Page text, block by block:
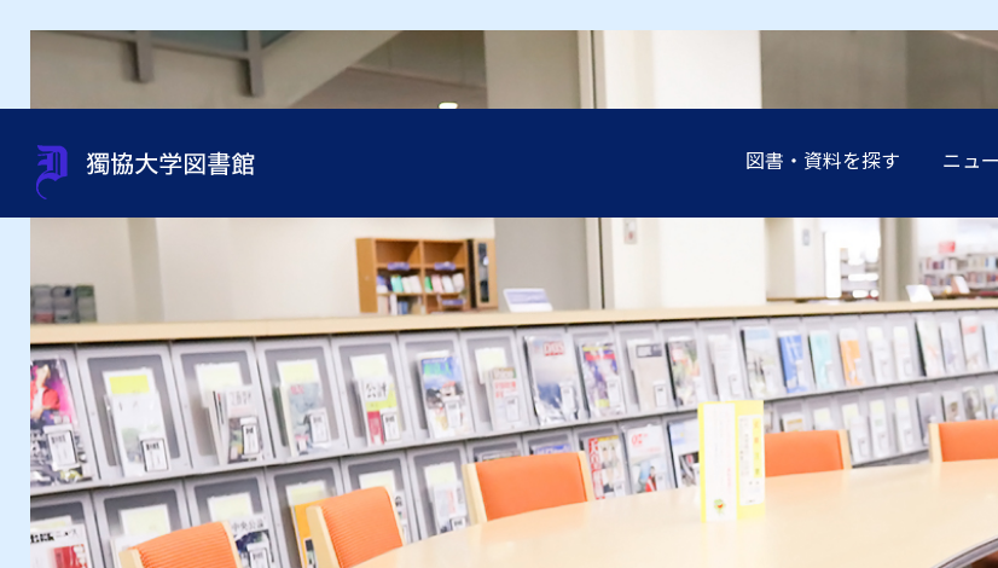
図書・資料を探す
蔵書検索（OPAC） OneSearch（まとめて検索）
オンラインジャーナルの使い
方
オンラインブック
テーマ別資料の探し方 インターネットリンク集
新聞一覧
ニュ
利用案内 図書館案内
利用資格 利用ガイド
サポート
資料相談（レファレンス）の
申込み
資料取寄せ（文献複写・図書
借受）
紹介状申込み（他機関の利
用）
授業・ゼミセミナー
貴重書・特別資料・特別コレ
クション
過去の展示
組織・問い合わせ先一覧 館内施設
規程集・年次報告書・各種統
計
図書館講演会
沿革